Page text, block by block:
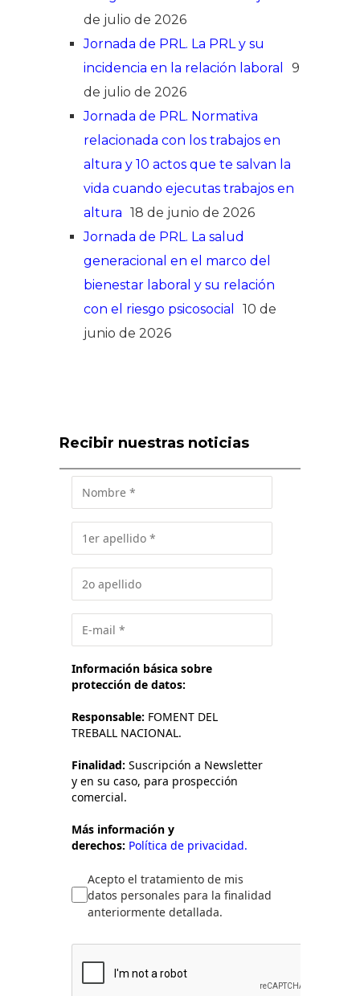
de julio de 2026
Jornada de PRL. La PRL y su
incidencia en la relación laboral
9
de julio de 2026
Jornada de PRL. Normativa
relacionada con los trabajos en
altura y 10 actos que te salvan la
vida cuando ejecutas trabajos en
altura 18 de junio de 2026
Jornada de PRL. La salud
generacional en el marco del
bienestar laboral y su relación
con el riesgo psicosocial
10 de
junio de 2026
Recibir nuestras noticias
Información básica sobre
protección de datos:
Responsable: FOMENT DEL
TREBALL NACIONAL.
Finalidad: Suscripción a Newsletter
y en su caso, para prospección
comercial.
Más información y
derechos: Política de privacidad.
Acepto el tratamiento de mis
datos personales para la finalidad
anteriormente detallada.